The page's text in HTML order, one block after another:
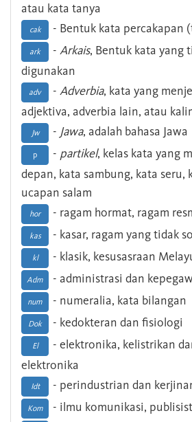
atau kata tanya
cak - Bentuk kata percakapan
ark - Arkais, Bentuk kata yang
digunakan
adv - Adverbia, kata yang
adjektiva, adverbia lain, atau
Jw - Jawa, adalah bahasa Jawa
p - partikel, kelas kata yang
depan, kata sambung, kata seru,
ucapan salam
hor - ragam hormat, ragam
kas - kasar, ragam yang tidak
kl - klasik, kesusasraan
Adm - administrasi dan
num - numeralia, kata bilangan
Dok - kedokteran dan fisiologi
El
- elektronika, kelistrikan
elektronika
Idt - perindustrian dan
Kom
- ilmu komunikasi,